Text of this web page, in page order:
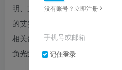
明、文化、文物的喜爱，对文博
的艾雯雯，带着对博物馆工作的
相关部门的培训学习，逐步成为
负光荣使命和重大责任。
没有账号？立即注册
手机号或邮箱
记住登录